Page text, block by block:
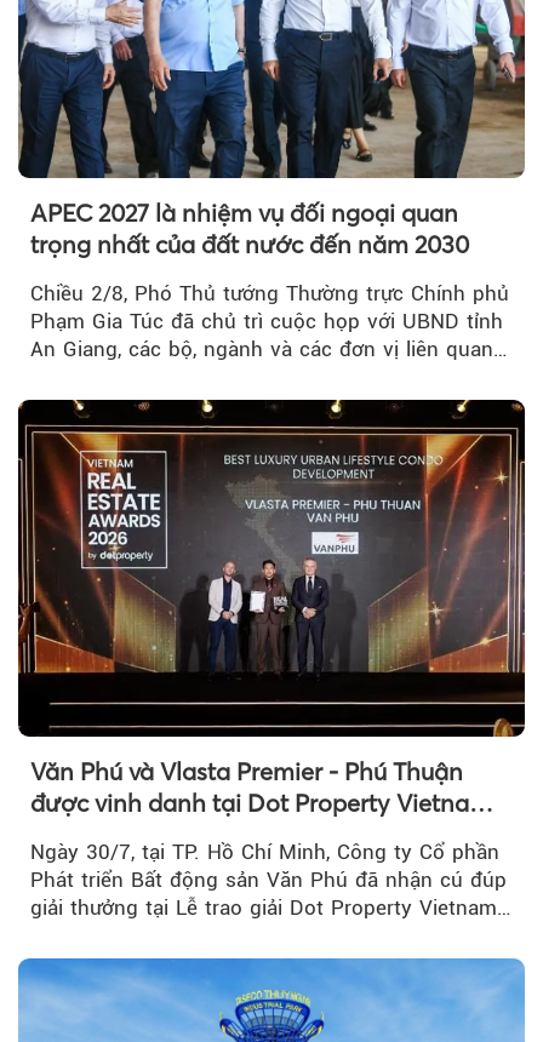
APEC 2027 là nhiệm vụ đối ngoại quan
trọng nhất của đất nước đến năm 2030
Chiều 2/8, Phó Thủ tướng Thường trực Chính phủ
Phạm Gia Túc đã chủ trì cuộc họp với UBND tỉnh
An Giang, các bộ, ngành và các đơn vị liên quan
Văn Phú và Vlasta Premier - Phú Thuận
được vinh danh tại Dot Property Vietnam
Real Estate Awards 2026
Ngày 30/7, tại TP. Hồ Chí Minh, Công ty Cổ phần
Phát triển Bất động sản Văn Phú đã nhận cú đúp
giải thưởng tại Lễ trao giải Dot Property Vietnam